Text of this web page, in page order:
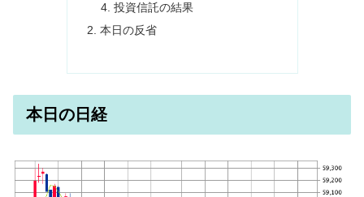
投資信託の結果
本日の反省
本日の日経